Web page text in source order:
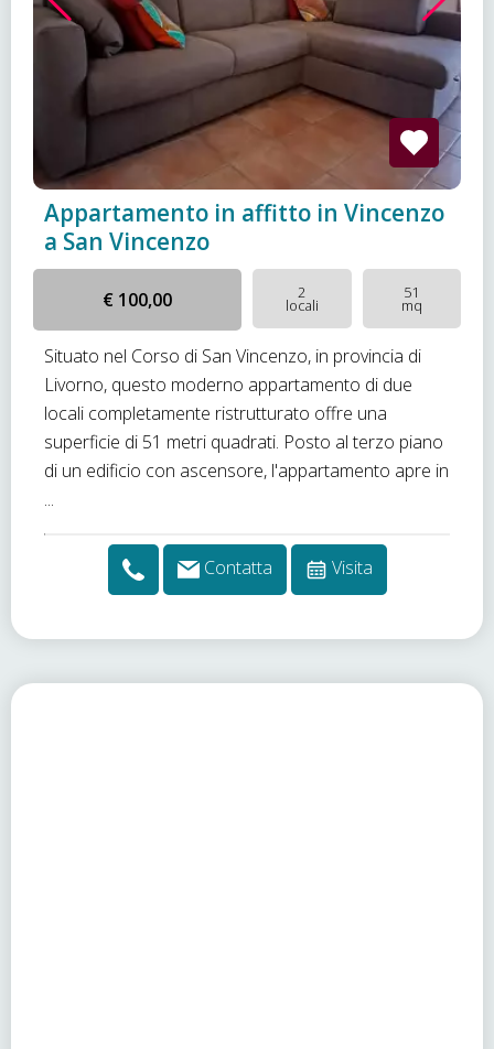
Appartamento in affitto in Vincenzo
a San Vincenzo
€ 100,00 2
locali
51
mq
Situato nel Corso di San Vincenzo, in provincia di
Livorno, questo moderno appartamento di due
locali completamente ristrutturato offre una
superficie di 51 metri quadrati. Posto al terzo piano
di un edificio con ascensore, l'appartamento apre in
...
Contatta Visita